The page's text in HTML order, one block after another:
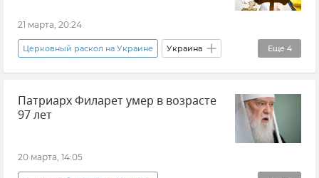
21 марта, 20:24
Еще 4
Церковный раскол на Украине Украина
Украинская православная церковь (УПЦ)
Новости В мире
Патриарх Филарет умер в возрасте
97 лет
20 марта, 14:05